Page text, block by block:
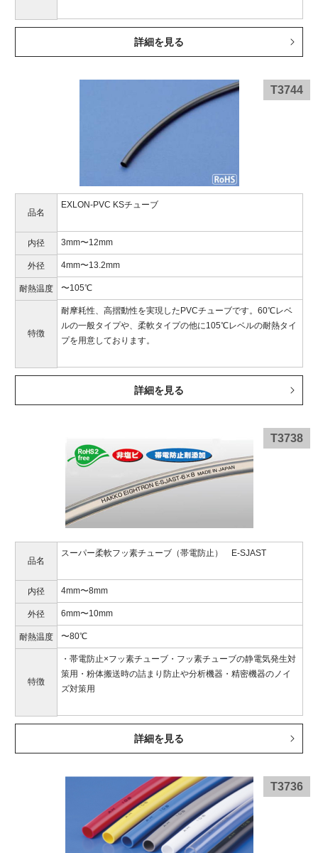
詳細を見る
T3744
品名
EXLON-PVC KSチューブ
内径 3mm〜12mm
外径 4mm〜13.2mm
耐熱温度 〜105℃
特徴
耐摩耗性、高摺動性を実現したPVCチューブです。60℃レベ
ルの一般タイプや、柔軟タイプの他に105℃レベルの耐熱タイ
プを用意しております。
詳細を見る
T3738
品名
スーパー柔軟フッ素チューブ（帯電防止） E-SJAST
内径 4mm〜8mm
外径 6mm〜10mm
耐熱温度 〜80℃
特徴
・帯電防止×フッ素チューブ・フッ素チューブの静電気発生対
策用・粉体搬送時の詰まり防止や分析機器・精密機器のノイ
ズ対策用
詳細を見る
T3736